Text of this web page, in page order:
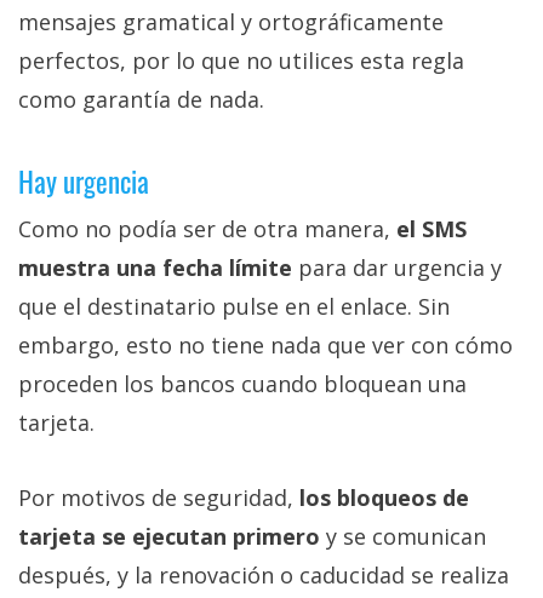
mensajes gramatical y ortográficamente
perfectos, por lo que no utilices esta regla
como garantía de nada.
Hay urgencia
Como no podía ser de otra manera, el SMS
muestra una fecha límite para dar urgencia y
que el destinatario pulse en el enlace. Sin
embargo, esto no tiene nada que ver con cómo
proceden los bancos cuando bloquean una
tarjeta.
Por motivos de seguridad, los bloqueos de
tarjeta se ejecutan primero y se comunican
después, y la renovación o caducidad se realiza